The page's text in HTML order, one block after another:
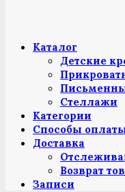
Каталог
Детские
Стеллажи
Категории
Способы
Доставка
Возврат
Записи